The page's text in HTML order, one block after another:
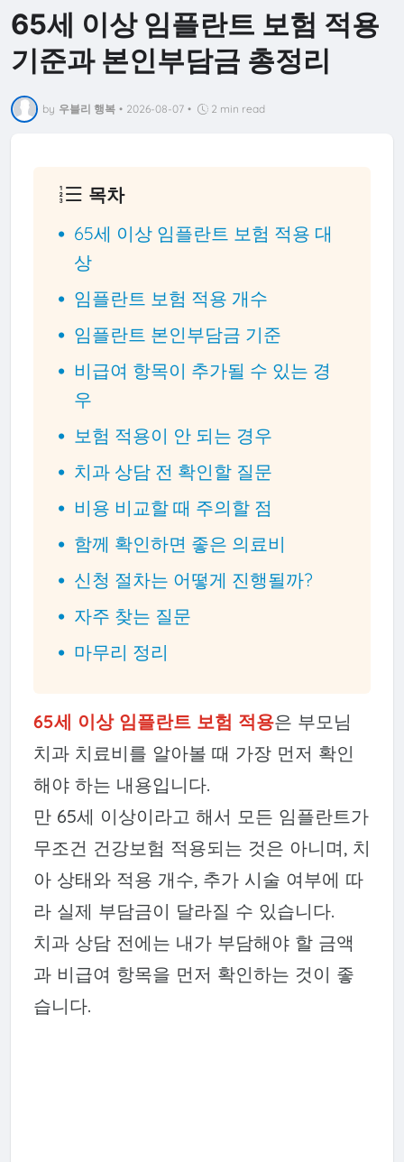
65세 이상 임플란트 보험 적용
기준과 본인부담금 총정리
by 우블리 행복 • 2026-08-07 • 2 min read
목차
65세 이상 임플란트 보험 적용 대
상
임플란트 보험 적용 개수
임플란트 본인부담금 기준
비급여 항목이 추가될 수 있는 경
우
보험 적용이 안 되는 경우
치과 상담 전 확인할 질문
비용 비교할 때 주의할 점
함께 확인하면 좋은 의료비
신청 절차는 어떻게 진행될까?
자주 찾는 질문
마무리 정리
65세 이상 임플란트 보험 적용은 부모님
치과 치료비를 알아볼 때 가장 먼저 확인
해야 하는 내용입니다.
만 65세 이상이라고 해서 모든 임플란트가
무조건 건강보험 적용되는 것은 아니며, 치
아 상태와 적용 개수, 추가 시술 여부에 따
라 실제 부담금이 달라질 수 있습니다.
치과 상담 전에는 내가 부담해야 할 금액
과 비급여 항목을 먼저 확인하는 것이 좋
습니다.